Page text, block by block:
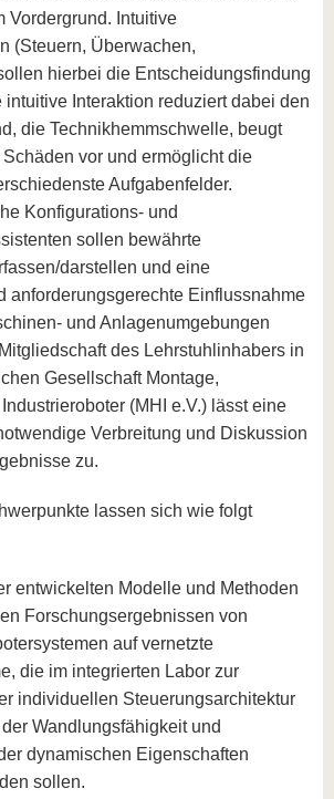
Vordergrund. Intuitive
(Steuern, Überwachen,
hierbei die Entscheidungsfindung
intuitive Interaktion reduziert dabei den
die Technikhemmschwelle, beugt
vor und ermöglicht die
Aufgabenfelder.
Konfigurations- und
sollen bewährte
darstellen und eine
anforderungsgerechte Einflussnahme
und Anlagenumgebungen
des Lehrstuhlinhabers in
Gesellschaft Montage,
(MHI e.V.) lässt eine
Verbreitung und Diskussion
zu.
lassen sich wie folgt
entwickelten Modelle und Methoden
Forschungsergebnissen von
auf vernetzte
die im integrierten Labor zur
individuellen Steuerungsarchitektur
Wandlungsfähigkeit und
dynamischen Eigenschaften
sollen.